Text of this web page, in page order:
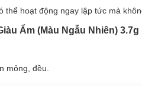
Ailus Smooth Lipstick Moisture
thể hoạt động ngay lập tức mà
Ẩm (Màu Ngẫu Nhiên) 3.7g
mỏng, đều.